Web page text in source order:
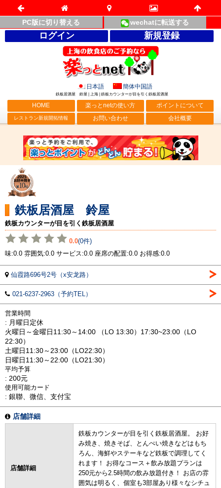
PC版に切り替える wechatに転送する
ログイン 新規登録
日本語 簡体中国語
鉄板居酒屋 鈴屋 | 上海 | 鉄板カウンターが目を引く鉄板居酒屋
HOME 楽っとnetの使い方 ポイントについて
レストラン新規開拓情報 お問い合わせ 会社概要
鉄板居酒屋 鈴屋
鉄板カウンターが目を引く鉄板居酒屋
0.0(0件)
味:0.0 雰囲気:0.0 サービス:0.0 座席の配置:0.0 お得感:0.0
仙霞路696号2号（x安龙路）
021-6237-2963（予約TEL）
営業時間
: 月曜日定休
火曜日～金曜日11:30～14:00 （LO 13:30）17:30~23:00（LO
22:30）
土曜日11:30～23:00（LO22:30）
日曜日11:30～22:00（LO21:30）
平均予算
: 200元
使用可能カード
: 銀聯、微信、支付宝
店舗詳細
店舗詳細
鉄板カウンターが目を引く鉄板居酒屋。 お好
み焼き、焼きそば、とんぺい焼きなどはもち
ろん、海鮮やステーキなど鉄板で調理してく
れます！ お得なコース＋飲み放題プランは
250元から2.5時間の飲み放題付き！ お店の雰
囲気は明るく、個室も3部屋あり様々なシチュ